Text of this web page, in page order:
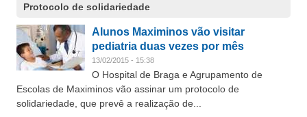
Protocolo de solidariedade
Alunos Maximinos vão visitar
pediatria duas vezes por mês
13/02/2015 - 15:38
O Hospital de Braga e Agrupamento de
Escolas de Maximinos vão assinar um protocolo de
solidariedade, que prevê a realização de...